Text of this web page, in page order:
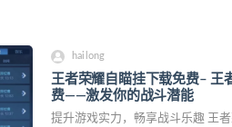
hailong
王者荣耀自瞄挂下载免费– 王
费——激发你的战斗潜能
提升游戏实力，畅享战斗乐趣 王者荣耀自瞄挂是一款让你